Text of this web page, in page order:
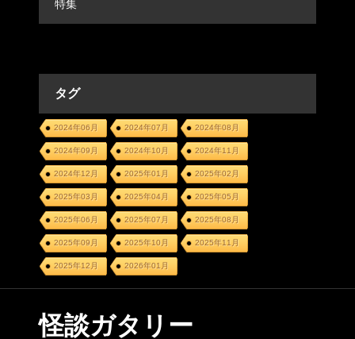
特集
タグ
2024年06月 2024年07月 2024年08月
2024年09月 2024年10月 2024年11月
2024年12月 2025年01月 2025年02月
2025年03月 2025年04月 2025年05月
2025年06月 2025年07月 2025年08月
2025年09月 2025年10月 2025年11月
2025年12月 2026年01月
怪談ガタリー